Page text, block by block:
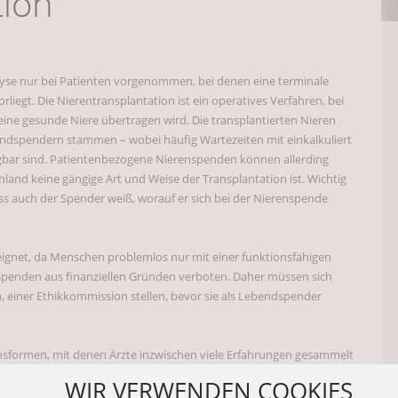
und Prophylaxe
ALLGEMEIN
Hause ALLGEMEIN
helfen kann NIERENERKRANKUNGEN
nur bei Patienten vorgenommen, bei denen eine terminale
Die Nierentransplantation ist ein operatives Verfahren, bei
gesunde Niere übertragen wird. Die transplantierten Nieren
stammen – wobei häufig Wartezeiten mit einkalkuliert
sind. Patientenbezogene Nierenspenden können allerding
keine gängige Art und Weise der Transplantation ist. Wichtig
auch der Spender weiß, worauf er sich bei der Nierenspende
da Menschen problemlos nur mit einer funktionsfähigen
aus finanziellen Gründen verboten. Daher müssen sich
Ethikkommission stellen, bevor sie als Lebendspender
mit denen Ärzte inzwischen viele Erfahrungen gesammelt
Nierentransplantationen durchgeführt. Bei einer
Das bedeutet, dass die Spenderniere nicht genau an
WIR VERWENDEN COOKIES